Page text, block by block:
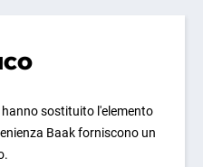
sostituito l'elemento
Baak forniscono un